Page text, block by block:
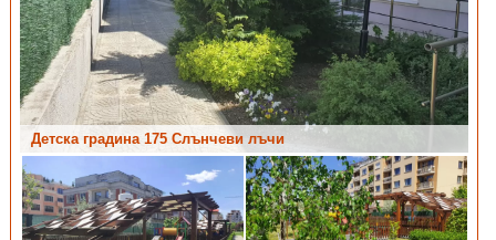
Детска градина 175 Слънчеви лъчи
Детска градина 175 Слънчеви лъчи